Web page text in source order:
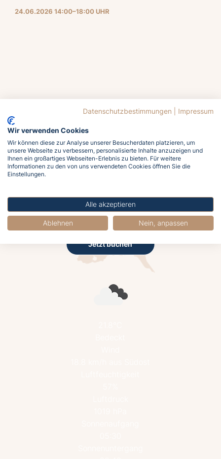
24.06.2026 14:00–18:00 UHR
Jetzt
buchen
Meldet euch jetzt an und holt euch das
Meergefühl nach Hause!
Jetzt buchen
Datenschutzbestimmungen Impressum
Wir verwenden Cookies
Wir können diese zur Analyse unserer Besucherdaten platzieren, um
unsere Webseite zu verbessern, personalisierte Inhalte anzuzeigen und
Ihnen ein großartiges Webseiten-Erlebnis zu bieten. Für weitere
Informationen zu den von uns verwendeten Cookies öffnen Sie die
Einstellungen.
Alle akzeptieren
Ablehnen Nein, anpassen